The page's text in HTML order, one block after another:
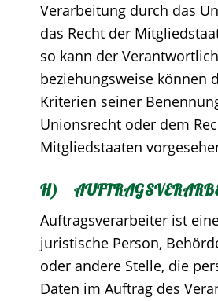
Verarbeitung durch das
das Recht der
so kann der
beziehungsweise können
Kriterien seiner
Unionsrecht oder dem
Mitgliedstaaten
H)
Auftragsverarbeiter ist
juristische Person,
oder andere Stelle, die
Daten im Auftrag des